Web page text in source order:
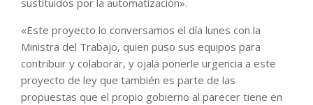
«Este proyecto lo conversamos el día lunes con la
Ministra del Trabajo, quien puso sus equipos para
contribuir y colaborar, y ojalá ponerle urgencia a este
proyecto de ley que también es parte de las
propuestas que el propio gobierno al parecer tiene en